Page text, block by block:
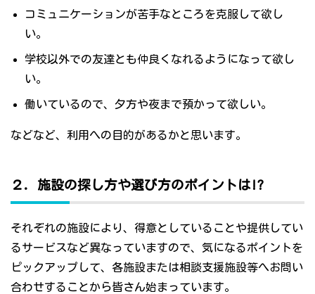
コミュニケーションが苦手なところを克服して欲し
い。
学校以外での友達とも仲良くなれるようになって欲し
い。
働いているので、夕方や夜まで預かって欲しい。
などなど、利用への目的があるかと思います。
２．施設の探し方や選び方のポイントは!?
それぞれの施設により、得意としていることや提供してい
るサービスなど異なっていますので、気になるポイントを
ピックアップして、各施設または相談支援施設等へお問い
合わせすることから皆さん始まっています。